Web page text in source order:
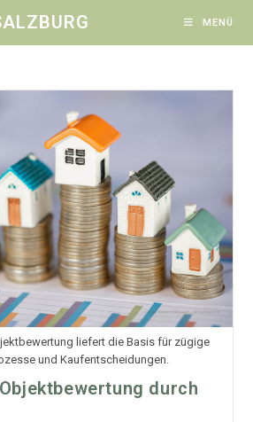
MENÜ
liefert die Basis für zügige
und Kaufentscheidungen.
durch